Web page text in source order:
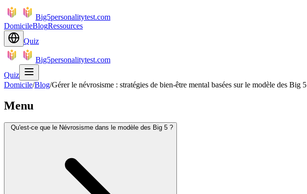
Big5personalitytest.com
DomicileBlogRessources
Quiz
Big5personalitytest.com
Quiz
Domicile/Blog/Gérer le névrosisme : stratégies de bien-être mental basées sur le modèle des Big 5
Menu
Qu'est-ce que le Névrosisme dans le modèle des Big 5 ?